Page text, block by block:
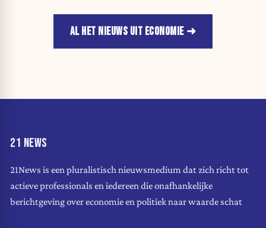
AL HET NIEUWS UIT ECONOMIE
21 NEWS
21News is een pluralistisch nieuwsmedium dat zich richt tot
actieve professionals en iedereen die onafhankelijke
berichtgeving over economie en politiek naar waarde schat